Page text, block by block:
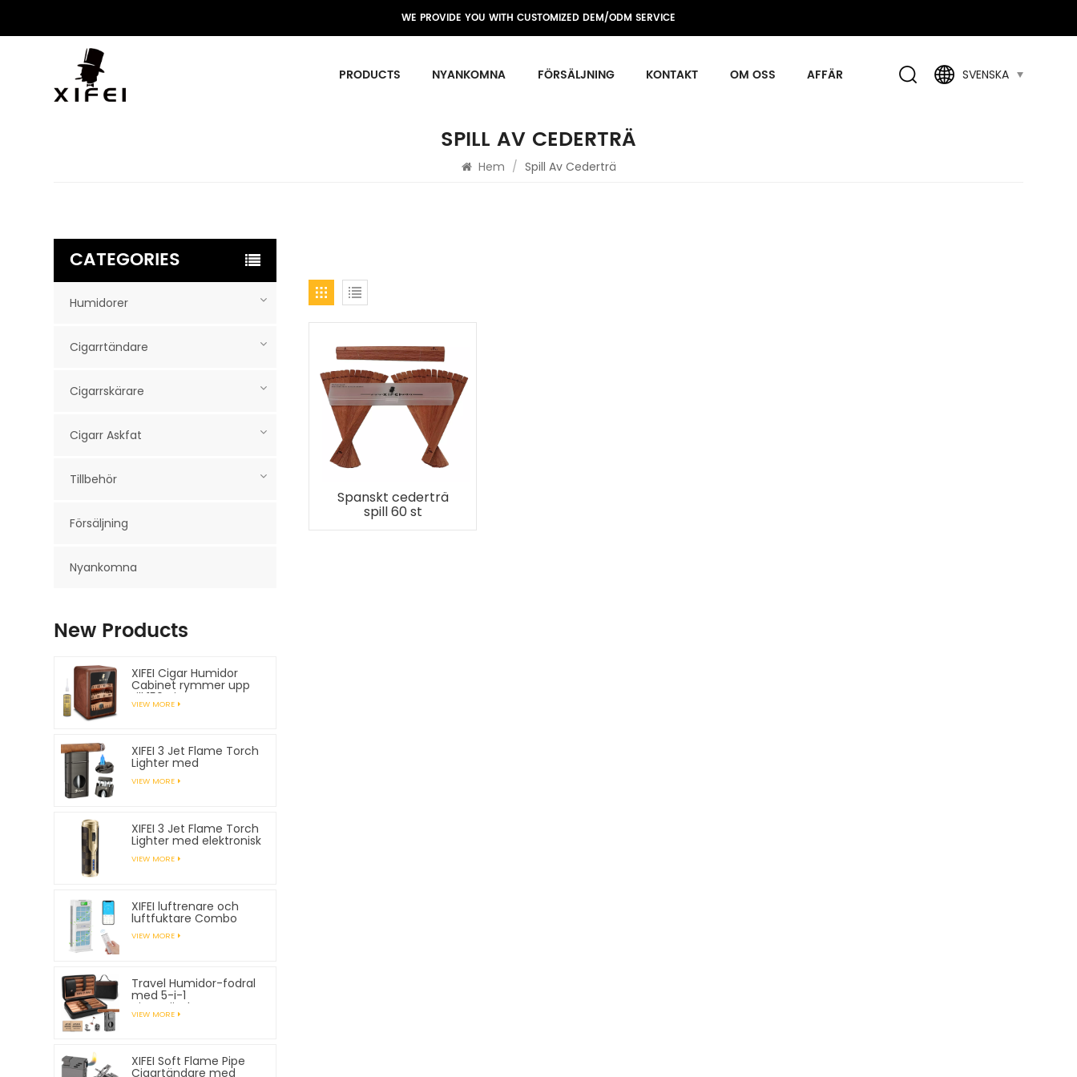
WE PROVIDE YOU WITH CUSTOMIZED DEM/ODM SERVICE
PRODUCTS NYANKOMNA FÖRSÄLJNING KONTAKT OM OSS AFFÄR SVENSKA
SPILL AV CEDERTRÄ
Hem / Spill Av Cederträ
Spanskt cederträ
spill 60 st
CATEGORIES
Humidorer
Cigarrtändare
Cigarrskärare
Cigarr Askfat
Tillbehör
Försäljning
Nyankomna
New Products
XIFEI Cigar Humidor
Cabinet rymmer upp
till 150 cigarrer
VIEW MORE
XIFEI 3 Jet Flame Torch
Lighter med
fjäderbelastad V
Cutter
VIEW MORE
XIFEI 3 Jet Flame Torch
Lighter med elektronisk
tändning
VIEW MORE
XIFEI luftrenare och
luftfuktare Combo
VIEW MORE
Travel Humidor-fodral
med 5-i-1
cigarrtändare, rymmer
7 cigarrer
VIEW MORE
XIFEI Soft Flame Pipe
Cigartändare med